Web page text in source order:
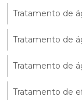
Tratamento de
Tratamento de
Tratamento de
Tratamento de